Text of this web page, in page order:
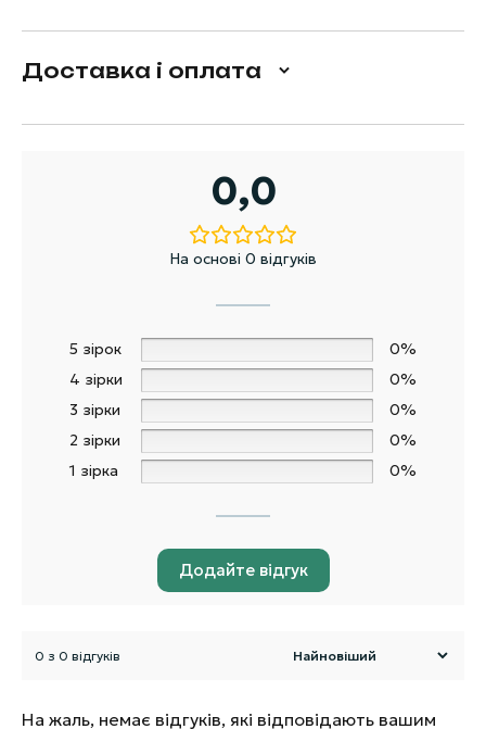
Доставка і оплата
0,0
На основі 0 відгуків
5 зірок
0%
4 зірки
0%
3 зірки
0%
2 зірки
0%
1 зірка
0%
Додайте відгук
0 з 0 відгуків
На жаль, немає відгуків, які відповідають вашим